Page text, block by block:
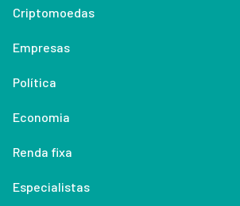
Criptomoedas
Empresas
Política
Economia
Renda fixa
Especialistas